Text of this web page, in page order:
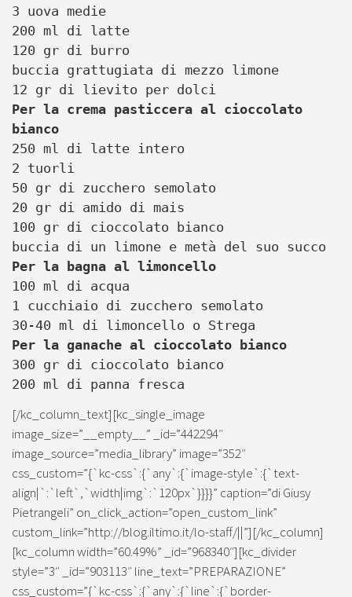
3 uova medie
200 ml di latte
120 gr di burro
buccia grattugiata di mezzo limone
12 gr di lievito per dolci
Per la crema pasticcera al cioccolato
bianco
250 ml di latte intero
2 tuorli
50 gr di zucchero semolato
20 gr di amido di mais
100 gr di cioccolato bianco
buccia di un limone e metà del suo succo
Per la bagna al limoncello
100 ml di acqua
1 cucchiaio di zucchero semolato
30-40 ml di limoncello o Strega
Per la ganache al cioccolato bianco
300 gr di cioccolato bianco
200 ml di panna fresca
[/kc_column_text][kc_single_image
image_size=”__empty__” _id=”442294″
image_source=”media_library” image=”352″
css_custom=”{`kc-css`:{`any`:{`image-style`:{`text-
align|`:`left`,`width|img`:`120px`}}}}” caption=”di Giusy
Pietrangeli” on_click_action=”open_custom_link”
custom_link=”http://blog.iltimo.it/lo-staff/||”][/kc_column]
[kc_column width=”60.49%” _id=”968340″][kc_divider
style=”3″ _id=”903113″ line_text=”PREPARAZIONE”
css_custom=”{`kc-css`:{`any`:{`line`:{`border-